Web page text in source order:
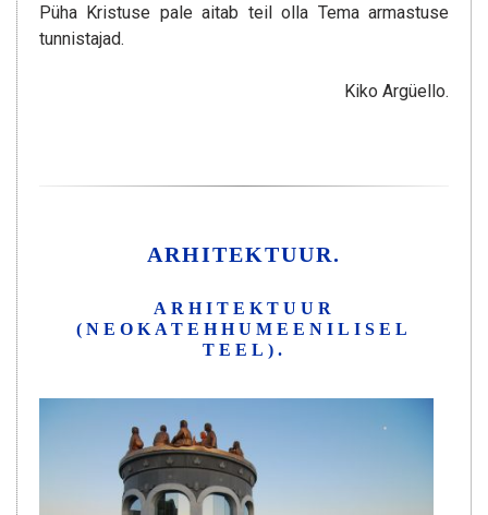
Püha Kristuse pale aitab teil olla Tema armastuse
tunnistajad.
Kiko Argüello.
ARHITEKTUUR.
ARHITEKTUUR
(NEOKATEHHUMEENILISEL
TEEL).